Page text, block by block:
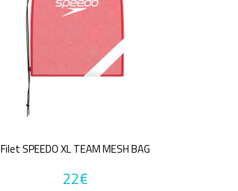
Filet SPEEDO XL TEAM MESH BAG
22€